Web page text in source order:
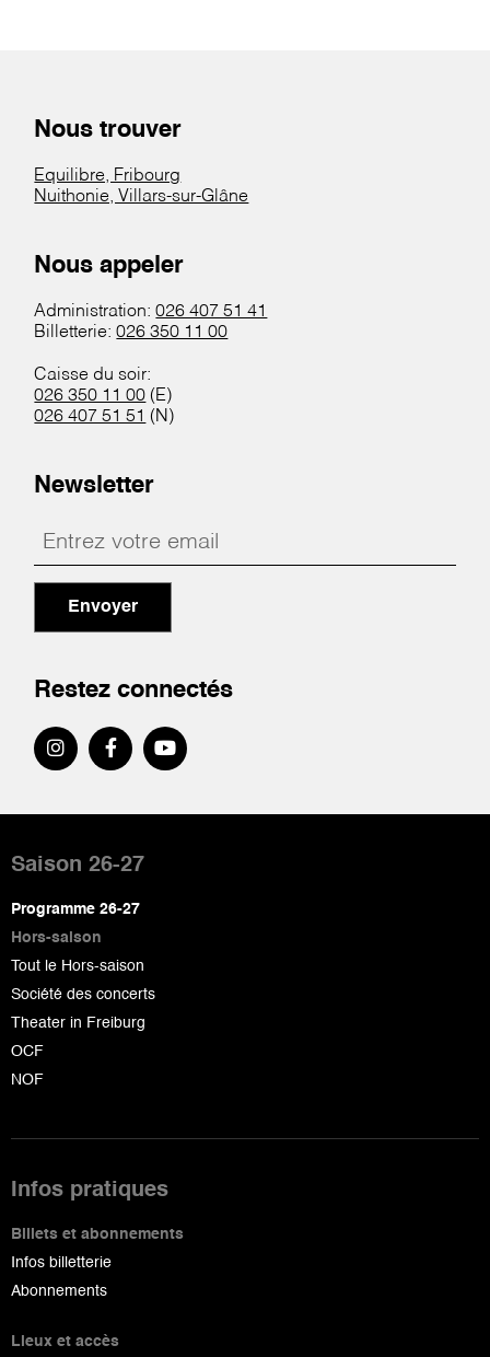
Nous trouver
Equilibre, Fribourg
Nuithonie, Villars-sur-Glâne
Nous appeler
Administration:026 407 51 41
Billetterie:026 350 11 00
Caisse du soir:
026 350 11 00 (E)
026 407 51 51 (N)
Newsletter
Envoyer
Restez connectés
de
page
Saison 26-27
Programme 26-27
Hors-saison
Tout le Hors-saison
Société des concerts
Theater in Freiburg
OCF
NOF
Infos pratiques
Billets et abonnements
Infos billetterie
Abonnements
Lieux et accès